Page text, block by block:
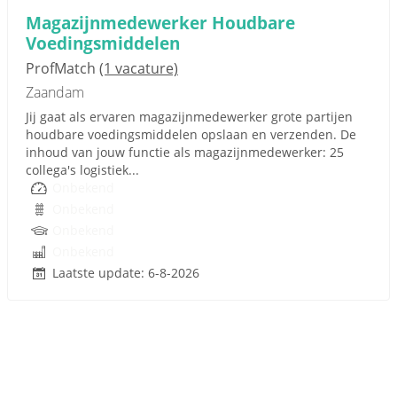
Magazijnmedewerker Houdbare
Voedingsmiddelen
ProfMatch (1 vacature)
Zaandam
Jij gaat als ervaren magazijnmedewerker grote partijen
houdbare voedingsmiddelen opslaan en verzenden. De
inhoud van jouw functie als magazijnmedewerker: 25
collega's logistiek...
Laatste update: 6-8-2026